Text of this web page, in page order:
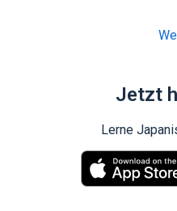
Jetzt
Lerne